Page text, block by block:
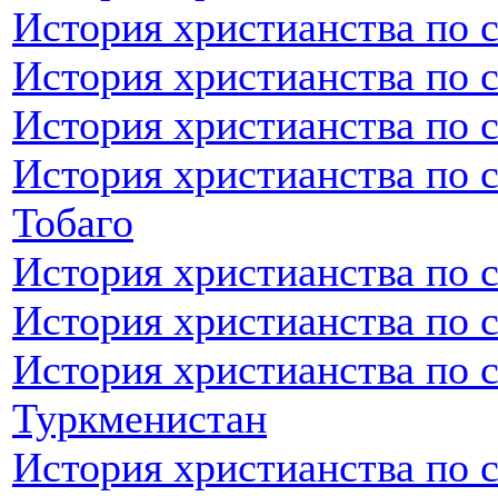
История христианства по
История христианства по
История христианства по
История христианства по
Тобаго
История христианства по
История христианства по
История христианства по
Туркменистан
История христианства по